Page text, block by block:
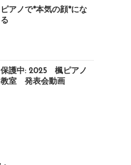
ピアノで*本気の顔*にな
る
保護中: 2025 楓ピアノ
教室 発表会動画